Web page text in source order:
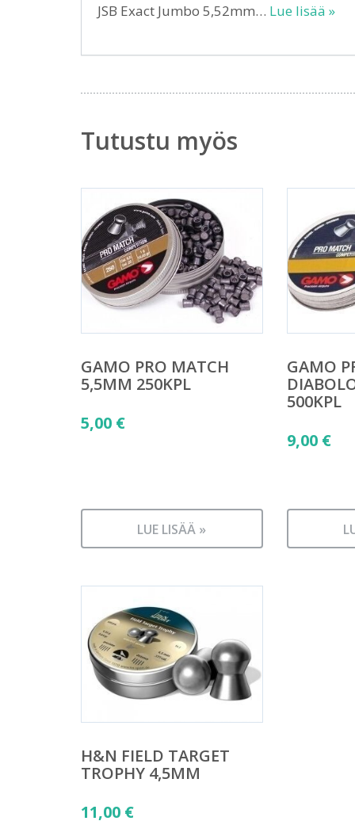
JSB Exact Jumbo 5,52mm… Lue lisää »
Tutustu myös
GAMO PRO MATCH
5,5MM 250KPL
5,00 €
LUE LISÄÄ »
GAMO
500KPL
9,00 €
H&N FIELD TARGET
TROPHY 4,5MM
11,00 €